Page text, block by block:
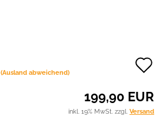
(Ausland abweichend)
199,90 EUR
inkl. 19% MwSt. zzgl. Versand